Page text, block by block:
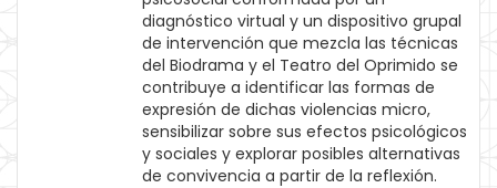
diagnóstico virtual y un dispositivo grupal
de intervención que mezcla las técnicas
del Biodrama y el Teatro del Oprimido se
contribuye a identificar las formas de
expresión de dichas violencias micro,
sensibilizar sobre sus efectos psicológicos
y sociales y explorar posibles alternativas
de convivencia a partir de la reflexión.